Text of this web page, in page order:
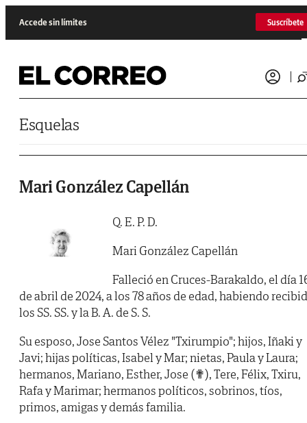
Accede sin límites Suscríbete
Esquelas
Mari González Capellán
Q. E. P. D.
Mari González Capellán
Falleció en Cruces-Barakaldo, el día
de abril de 2024, a los 78 años de edad, habiendo
los SS. SS. y la B. A. de S. S.
Su esposo, Jose Santos Vélez "Txirumpio"; hijos, Iñaki y
Javi; hijas políticas, Isabel y Mar; nietas, Paula y Laura;
hermanos, Mariano, Esther, Jose (✟), Tere, Félix, Txiru,
Rafa y Marimar; hermanos políticos, sobrinos, tíos,
primos, amigas y demás familia.